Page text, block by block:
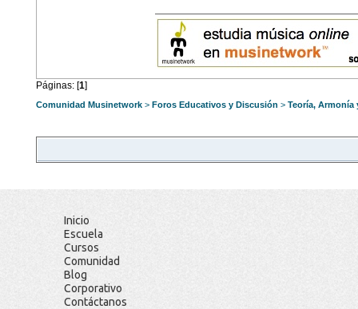
Páginas: [1]
Comunidad Musinetwork > Foros Educativos y Discusión > Teoría,
Inicio
Escuela
Cursos
Comunidad
Blog
Corporativo
Contáctanos